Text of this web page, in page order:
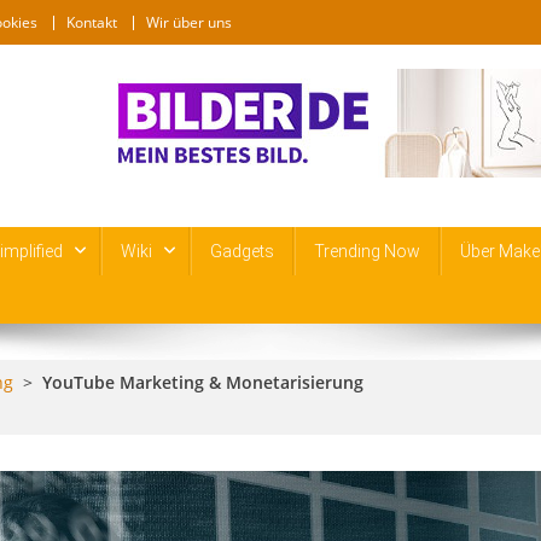
Kontakt Wir über uns
Wiki Gadgets Trending Now Über
> YouTube Marketing & Monetarisierung